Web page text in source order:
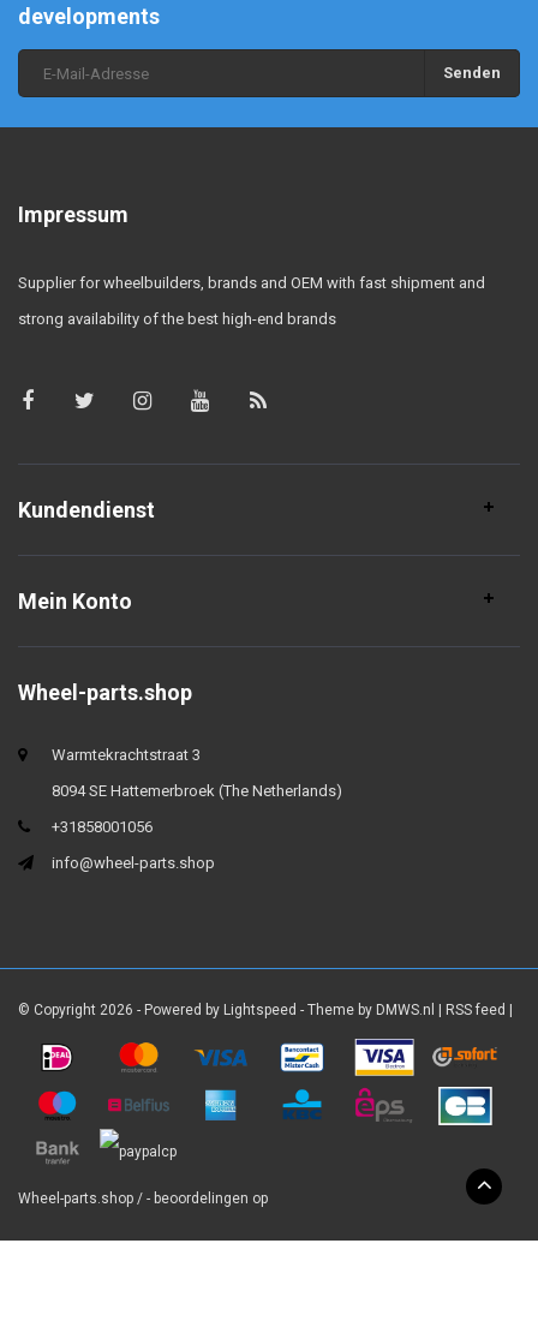
developments
Senden
Impressum
Supplier for wheelbuilders, brands and OEM with fast shipment and
strong availability of the best high-end brands
Kundendienst
Mein Konto
Wheel-parts.shop
Warmtekrachtstraat 3
8094 SE Hattemerbroek (The Netherlands)
+31858001056
info@wheel-parts.shop
© Copyright 2026 - Powered by Lightspeed - Theme by DMWS.nl RSS feed
Wheel-parts.shop / - beoordelingen op